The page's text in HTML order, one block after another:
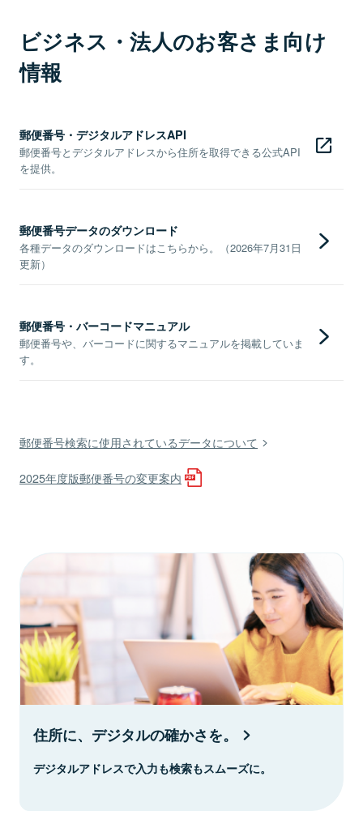
ビジネス・法人のお客さま向け
情報
郵便番号・デジタルアドレスAPI
郵便番号とデジタルアドレスから住所を取得できる公式API
を提供。
郵便番号データのダウンロード
各種データのダウンロードはこちらから。（2026年7月31日
更新）
郵便番号・バーコードマニュアル
郵便番号や、バーコードに関するマニュアルを掲載していま
す。
郵便番号検索に使用されているデータについて
2025年度版郵便番号の変更案内
住所に、デジタルの確かさを。
デジタルアドレスで入力も検索もスムーズに。